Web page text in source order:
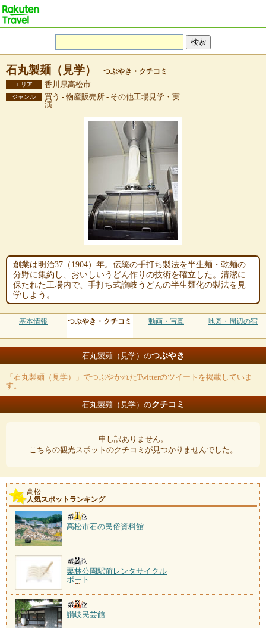
石丸製麺（見学） つぶやき・クチコミ
エリア 香川県高松市
ジャンル
買う - 物産販売所 - その他工場見学・実
演
創業は明治37（1904）年。伝統の手打ち製法を半生麺・乾麺の
分野に集約し、おいしいうどん作りの技術を確立した。清潔に
保たれた工場内で、手打ち式讃岐うどんの半生麺化の製法を見
学しよう。
基本情報 つぶやき・クチコミ 動画・写真 地図・周辺の宿
石丸製麺（見学）のつぶやき
「石丸製麺（見学）」でつぶやかれたTwitterのツイートを掲載していま
す。
石丸製麺（見学）のクチコミ
申し訳ありません。
こちらの観光スポットのクチコミが見つかりませんでした。
高松
人気スポットランキング
高松市石の民俗資料館
栗林公園駅前レンタサイクル
ポート
讃岐民芸館